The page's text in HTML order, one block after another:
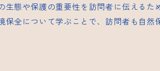
生態や保護の重要性を訪問者に伝えるた
保全について学ぶことで、訪問者も自然